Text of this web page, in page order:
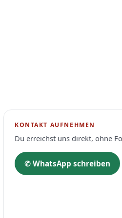
KONTAKT AUFNEHMEN
Du erreichst uns direkt, ohne
✆ WhatsApp schreiben